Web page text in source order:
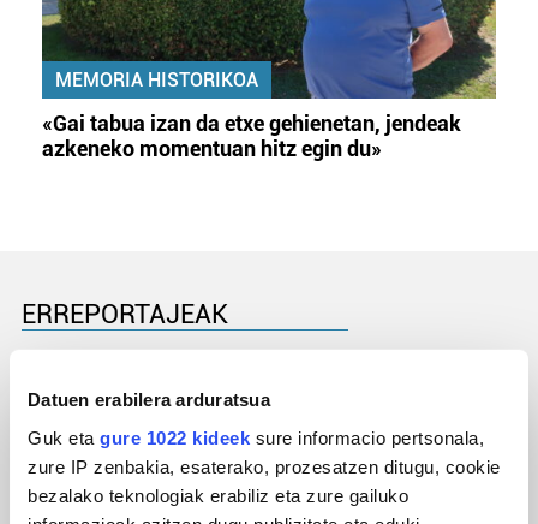
Datuen erabilera arduratsua
Guk eta gure 1022 kideek sure informacio pertsonala,
zure IP zenbakia, esaterako, prozesatzen ditugu, cookie
bezalako teknologiak erabiliz eta zure gailuko
MEMORIA HISTORIKOA
«Gai tabua izan da etxe gehienetan, jendeak
azkeneko momentuan hitz egin du»
ERREPORTAJEAK